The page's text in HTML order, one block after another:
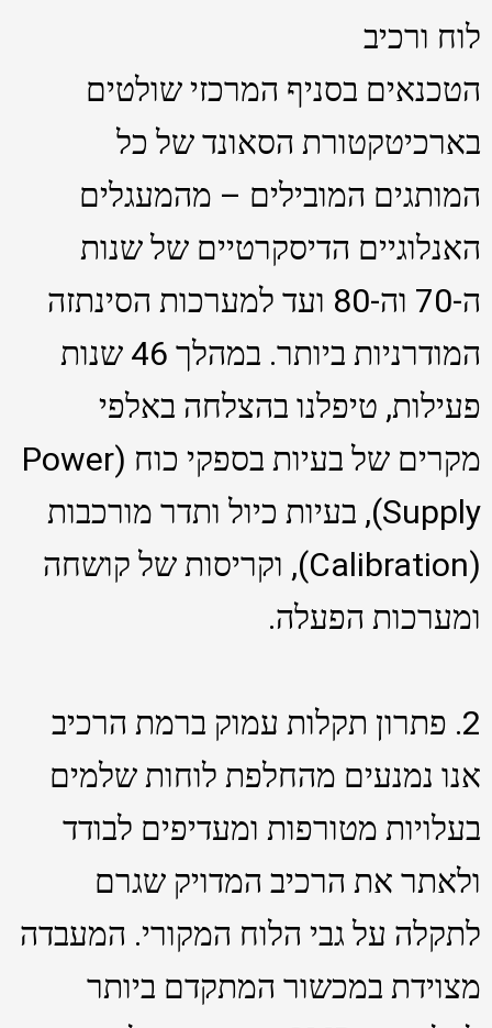
לוח ורכיב
הטכנאים בסניף המרכזי שולטים
בארכיטקטורת הסאונד של כל
המותגים המובילים – מהמעגלים
האנלוגיים הדיסקרטיים של שנות
ה-70 וה-80 ועד למערכות הסינתזה
המודרניות ביותר. במהלך 46 שנות
פעילות, טיפלנו בהצלחה באלפי
מקרים של בעיות בספקי כוח (Power
Supply), בעיות כיול ותדר מורכבות
(Calibration), וקריסות של קושחה
ומערכות הפעלה.
2. פתרון תקלות עמוק ברמת הרכיב
אנו נמנעים מהחלפת לוחות שלמים
בעלויות מטורפות ומעדיפים לבודד
ולאתר את הרכיב המדויק שגרם
לתקלה על גבי הלוח המקורי. המעבדה
מצוידת במכשור המתקדם ביותר